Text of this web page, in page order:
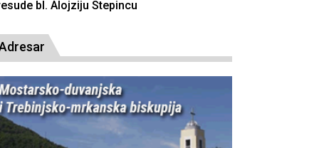
bl. Alojziju Stepincu